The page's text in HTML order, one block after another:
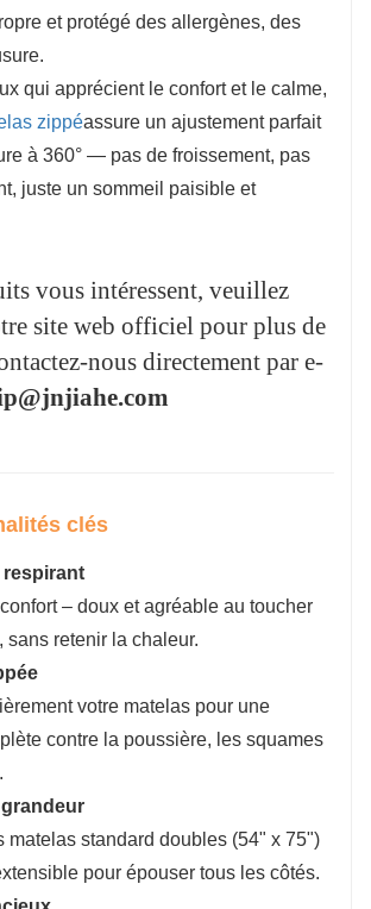
et protégé des allergènes, des
qui apprécient le confort et le calme,
zippéassure un ajustement parfait
à 360° — pas de froissement, pas
juste un sommeil paisible et
vous intéressent, veuillez
site web officiel pour plus de
nous directement par e-
clés
– doux et agréable au toucher
sans retenir la chaleur.
votre matelas pour une
contre la poussière, les squames
matelas standard doubles (54" x 75")
pour épouser tous les côtés.